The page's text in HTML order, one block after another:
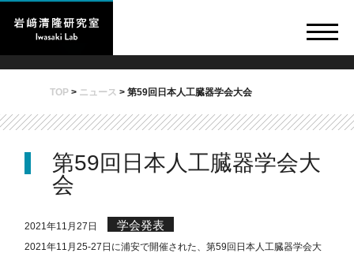
TOP> ニュース > 第59回日本人工臓器学会大会
第59回日本人工臓器学会大
会
2021年11月27日 学会発表
2021年11月25‐27日に浦安で開催された、第59回日本人工臓器学会大